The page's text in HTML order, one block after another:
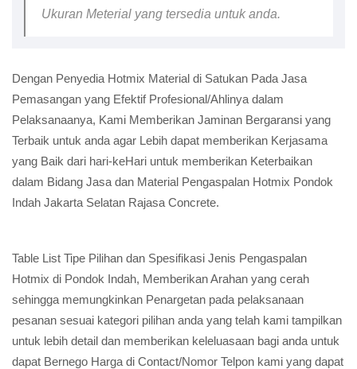
Ukuran Meterial yang tersedia untuk anda.
Dengan Penyedia Hotmix Material di Satukan Pada Jasa
Pemasangan yang Efektif Profesional/Ahlinya dalam
Pelaksanaanya, Kami Memberikan Jaminan Bergaransi yang
Terbaik untuk anda agar Lebih dapat memberikan Kerjasama
yang Baik dari hari-keHari untuk memberikan Keterbaikan
dalam Bidang Jasa dan Material Pengaspalan Hotmix Pondok
Indah Jakarta Selatan Rajasa Concrete.
Table List Tipe Pilihan dan Spesifikasi Jenis Pengaspalan
Hotmix di Pondok Indah, Memberikan Arahan yang cerah
sehingga memungkinkan Penargetan pada pelaksanaan
pesanan sesuai kategori pilihan anda yang telah kami tampilkan
untuk lebih detail dan memberikan keleluasaan bagi anda untuk
dapat Bernego Harga di Contact/Nomor Telpon kami yang dapat